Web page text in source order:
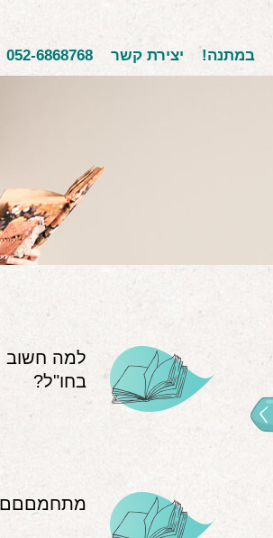
במתנה! יצירת קשר 052-6868768
למה חשוב
בחו"ל?